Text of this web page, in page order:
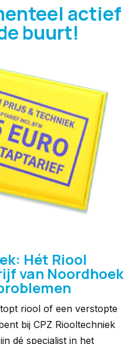
actief
buurt!
Hét Riool
van Noordhoek
riool of een verstopte
bij CPZ Riooltechniek
dé specialist in het